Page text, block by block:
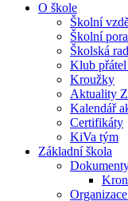
O škole
Školní
Školní
Školská
Klub
Kroužky
Aktuality
Kalendář
Certifikáty
KiVa tým
Základní škola